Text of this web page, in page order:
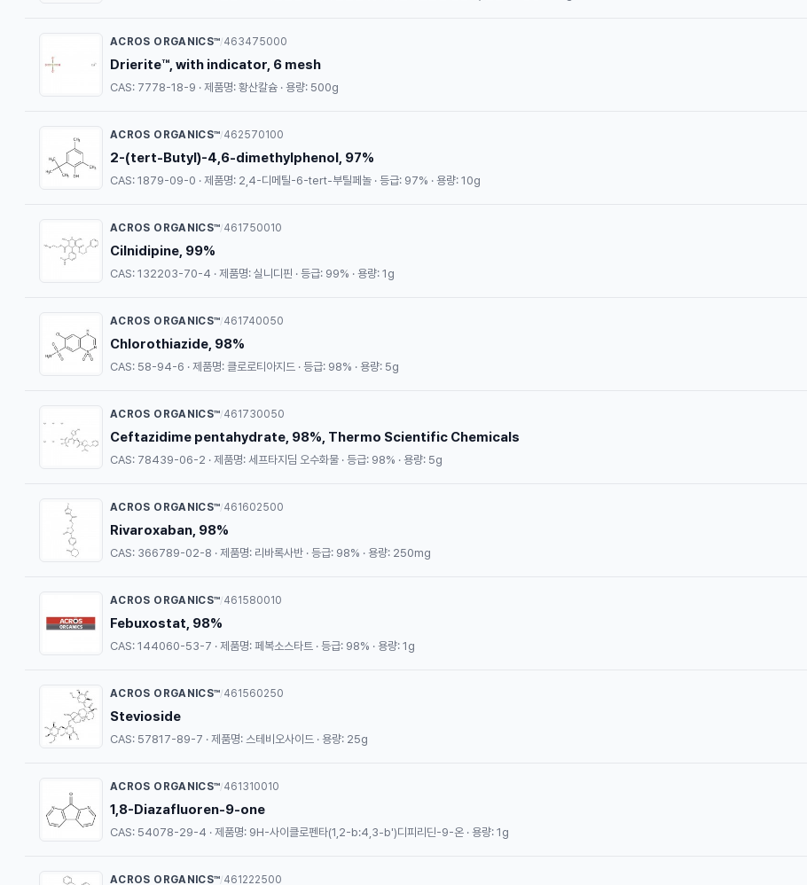
ACROS ORGANICS™/463475000
Drierite™, with indicator, 6 mesh
CAS: 7778-18-9 · 제품명: 황산칼슘 · 용량: 500g
ACROS ORGANICS™/462570100
2-(tert-Butyl)-4,6-dimethylphenol, 97%
CAS: 1879-09-0 · 제품명: 2,4-디메틸-6-tert-부틸페놀 · 등급: 97% · 용량: 10g
ACROS ORGANICS™/461750010
Cilnidipine, 99%
CAS: 132203-70-4 · 제품명: 실니디핀 · 등급: 99% · 용량: 1g
ACROS ORGANICS™/461740050
Chlorothiazide, 98%
CAS: 58-94-6 · 제품명: 클로로티아지드 · 등급: 98% · 용량: 5g
ACROS ORGANICS™/461730050
Ceftazidime pentahydrate, 98%, Thermo Scientific Chemicals
CAS: 78439-06-2 · 제품명: 세프타지딤 오수화물 · 등급: 98% · 용량: 5g
ACROS ORGANICS™/461602500
Rivaroxaban, 98%
CAS: 366789-02-8 · 제품명: 리바록사반 · 등급: 98% · 용량: 250mg
ACROS ORGANICS™/461580010
Febuxostat, 98%
CAS: 144060-53-7 · 제품명: 페복소스타트 · 등급: 98% · 용량: 1g
ACROS ORGANICS™/461560250
Stevioside
CAS: 57817-89-7 · 제품명: 스테비오사이드 · 용량: 25g
ACROS ORGANICS™/461310010
1,8-Diazafluoren-9-one
CAS: 54078-29-4 · 제품명: 9H-사이클로펜타(1,2-b:4,3-b')디피리딘-9-온 · 용량: 1g
ACROS ORGANICS™/461222500